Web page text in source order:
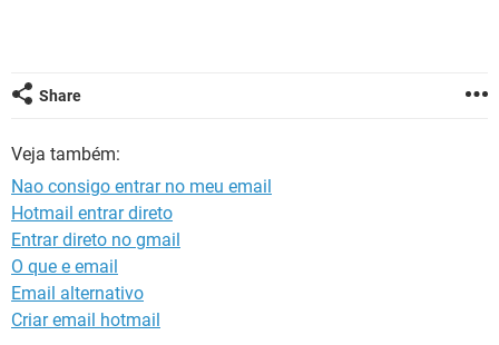
GUIA DE COMPRAS
Share
Veja também:
Nao consigo entrar no meu email
Hotmail entrar direto
Entrar direto no gmail
O que e email
Email alternativo
Criar email hotmail